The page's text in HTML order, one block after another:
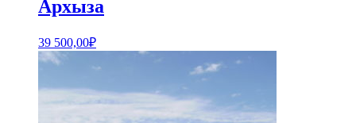
Архыза
39 500,00₽